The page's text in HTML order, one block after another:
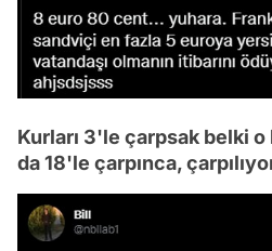
Kurları 3'le çarpsak belki o
da 18'le çarpınca,